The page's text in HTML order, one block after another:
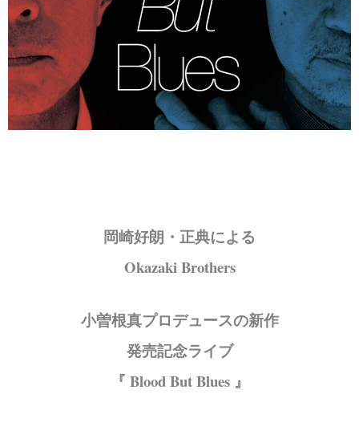
岡崎好朗・正典による
Okazaki Brothers
小曽根真プロデュースの新作
発売記念ライブ
『 Blood But Blues 』